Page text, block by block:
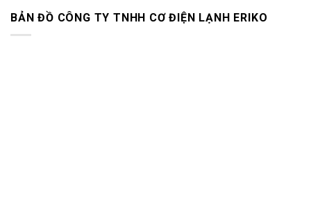
BẢN ĐỒ CÔNG TY TNHH CƠ ĐIỆN LẠNH ERIKO